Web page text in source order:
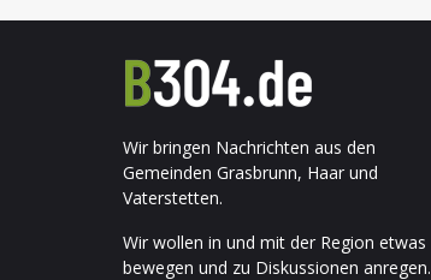
Wir bringen Nachrichten aus den
Gemeinden Grasbrunn, Haar und
Vaterstetten.
Wir wollen in und mit der Region etwas
bewegen und zu Diskussionen anregen.